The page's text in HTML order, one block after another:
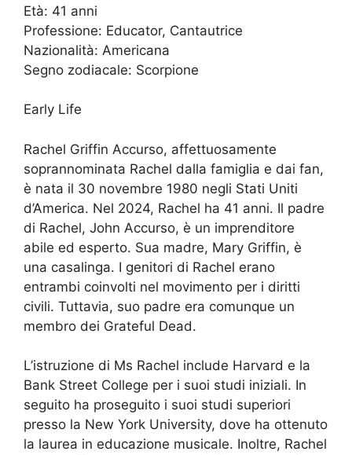
Età: 41 anni
Professione: Educator, Cantautrice
Nazionalità: Americana
Segno zodiacale: Scorpione
Early Life
Rachel Griffin Accurso, affettuosamente
soprannominata Rachel dalla famiglia e dai fan,
è nata il 30 novembre 1980 negli Stati Uniti
d’America. Nel 2024, Rachel ha 41 anni. Il padre
di Rachel, John Accurso, è un imprenditore
abile ed esperto. Sua madre, Mary Griffin, è
una casalinga. I genitori di Rachel erano
entrambi coinvolti nel movimento per i diritti
civili. Tuttavia, suo padre era comunque un
membro dei Grateful Dead.
L’istruzione di Ms Rachel include Harvard e la
Bank Street College per i suoi studi iniziali. In
seguito ha proseguito i suoi studi superiori
presso la New York University, dove ha ottenuto
la laurea in educazione musicale. Inoltre, Rachel